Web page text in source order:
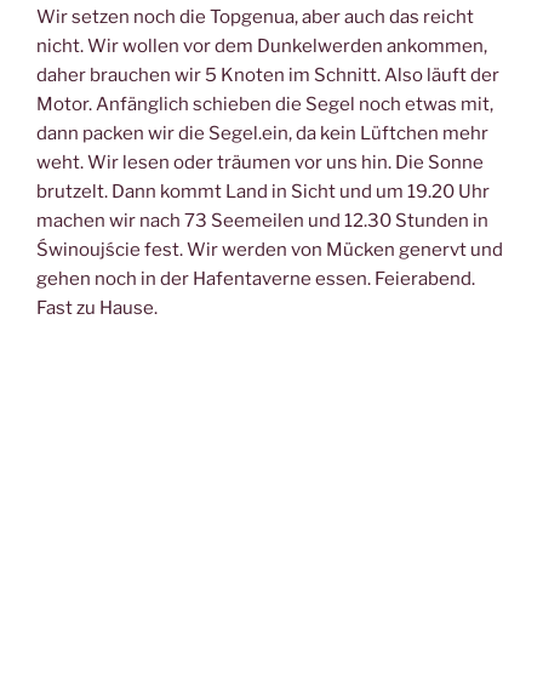
Wir setzen noch die Topgenua, aber auch das reicht
nicht. Wir wollen vor dem Dunkelwerden ankommen,
daher brauchen wir 5 Knoten im Schnitt. Also läuft der
Motor. Anfänglich schieben die Segel noch etwas mit,
dann packen wir die Segel.ein, da kein Lüftchen mehr
weht. Wir lesen oder träumen vor uns hin. Die Sonne
brutzelt. Dann kommt Land in Sicht und um 19.20 Uhr
machen wir nach 73 Seemeilen und 12.30 Stunden in
Świnoujście fest. Wir werden von Mücken genervt und
gehen noch in der Hafentaverne essen. Feierabend.
Fast zu Hause.